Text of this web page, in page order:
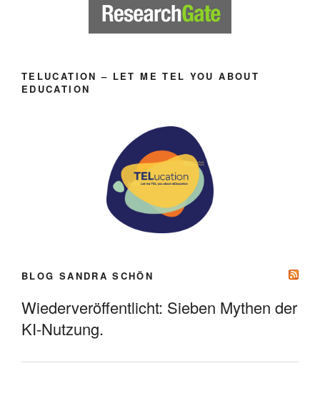
TELUCATION – LET ME TEL YOU ABOUT
EDUCATION
BLOG SANDRA SCHÖN
Wiederveröffentlicht: Sieben Mythen der
KI-Nutzung.